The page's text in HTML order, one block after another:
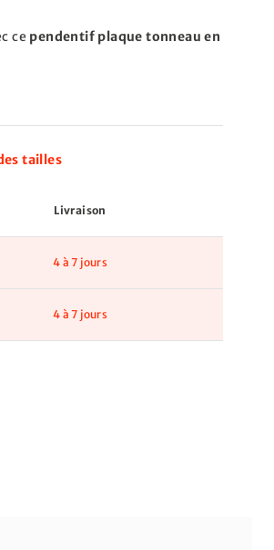
ce pendentif plaque tonneau en
tailles
Livraison
4 à 7 jours
4 à 7 jours